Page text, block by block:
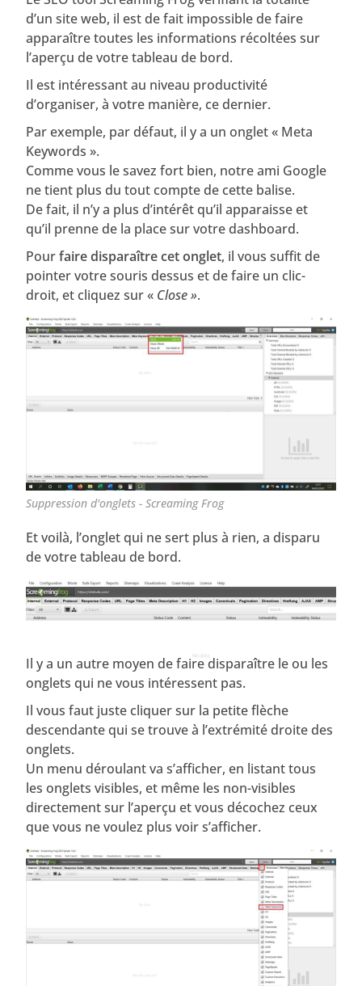
d’un site web, il est de fait impossible de faire
apparaître toutes les informations récoltées sur
l’aperçu de votre tableau de bord.
Il est intéressant au niveau productivité
d’organiser, à votre manière, ce dernier.
Par exemple, par défaut, il y a un onglet « Meta
Keywords ».
Comme vous le savez fort bien, notre ami Google
ne tient plus du tout compte de cette balise.
De fait, il n’y a plus d’intérêt qu’il apparaisse et
qu’il prenne de la place sur votre dashboard.
Pourfaire disparaître cet onglet, il vous suffit de
pointer votre souris dessus et de faire un clic-
droit, et cliquez sur « Close ».
Suppression d'onglets - Screaming Frog
Et voilà, l’onglet qui ne sert plus à rien, a disparu
de votre tableau de bord.
Il y a un autre moyen de faire disparaître le ou les
onglets qui ne vous intéressent pas.
Il vous faut juste cliquer sur la petite flèche
descendante qui se trouve à l’extrémité droite des
onglets.
Un menu déroulant va s’afficher, en listant tous
les onglets visibles, et même les non-visibles
directement sur l’aperçu et vous décochez ceux
que vous ne voulez plus voir s’afficher.